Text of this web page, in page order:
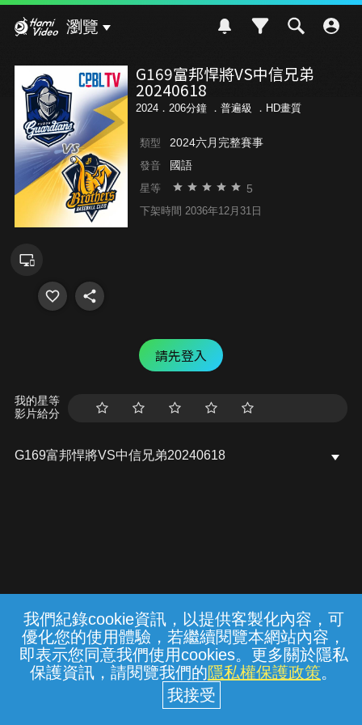
我們紀錄cookie資訊，以提供客製化內容，可
優化您的使用體驗，若繼續閱覽本網站內容，
即表示您同意我們使用cookies。更多關於隱私
保護資訊，請閱覽我們的隱私權保護政策。
瀏覽
G169富邦悍將VS中信兄弟
20240618
2024．206分鐘 ． 普遍級 ．HD畫質
類型 2024六月完整賽事
發音 國語
星等 5
下架時間 2036年12月31日
請先登入
我的星等
影片給分
G169富邦悍將VS中信兄弟20240618
常見問題 線上客服 服務條款 隱私權保護
中華電信股份有限公司個人家庭分公司
(統一編號：96979949) © 2026
{{notifyMsg}}